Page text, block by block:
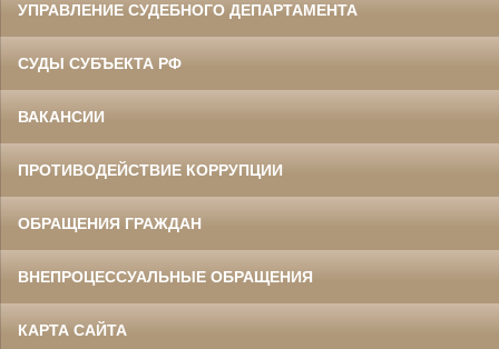
УПРАВЛЕНИЕ СУДЕБНОГО ДЕПАРТАМЕНТА
СУДЫ СУБЪЕКТА РФ
ВАКАНСИИ
ПРОТИВОДЕЙСТВИЕ КОРРУПЦИИ
ОБРАЩЕНИЯ ГРАЖДАН
ВНЕПРОЦЕССУАЛЬНЫЕ ОБРАЩЕНИЯ
КАРТА САЙТА